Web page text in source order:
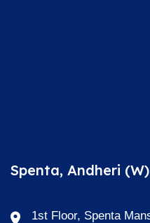
Spenta, Andheri (W)
1st Floor, Spenta